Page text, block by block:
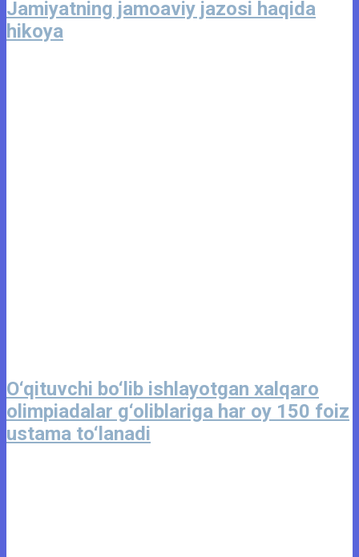
Jamiyatning jamoaviy jazosi haqida
hikoya
O‘qituvchi bo‘lib ishlayotgan xalqaro
olimpiadalar g‘oliblariga har oy 150 foiz
ustama to‘lanadi